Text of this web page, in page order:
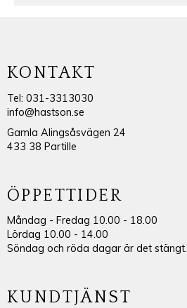
KONTAKT
Tel: 031-3313030
info@hastson.se
Gamla Alingsåsvägen 24
433 38 Partille
ÖPPETTIDER
Måndag - Fredag 10.00 - 18.00
Lördag 10.00 - 14.00
Söndag och röda dagar är det stängt.
KUNDTJÄNST